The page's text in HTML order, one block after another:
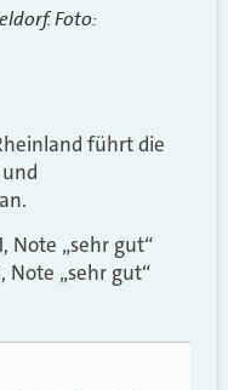
Foto:
führt die
Note „sehr gut“
Note „sehr gut“